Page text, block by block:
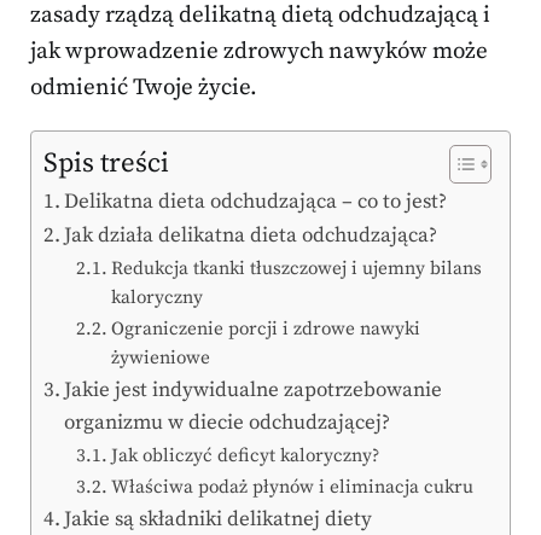
zasady rządzą delikatną dietą odchudzającą i
jak wprowadzenie zdrowych nawyków może
odmienić Twoje życie.
Spis treści
Delikatna dieta odchudzająca – co to jest?
Jak działa delikatna dieta odchudzająca?
Redukcja tkanki tłuszczowej i ujemny bilans
kaloryczny
Ograniczenie porcji i zdrowe nawyki
żywieniowe
Jakie jest indywidualne zapotrzebowanie
organizmu w diecie odchudzającej?
Jak obliczyć deficyt kaloryczny?
Właściwa podaż płynów i eliminacja cukru
Jakie są składniki delikatnej diety